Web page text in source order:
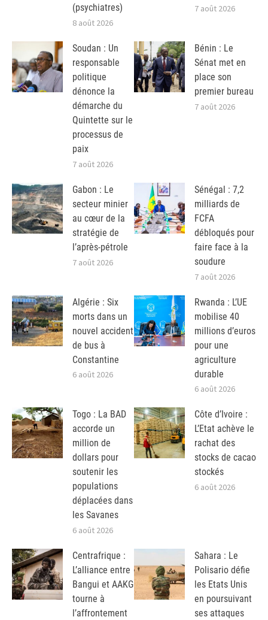
(psychiatres)
8 août 2026
7 août 2026
Soudan : Un
responsable
politique
dénonce la
démarche du
Quintette sur le
processus de
paix
7 août 2026
Bénin : Le
Sénat met en
place son
premier bureau
7 août 2026
Gabon : Le
secteur minier
au cœur de la
stratégie de
l’après-pétrole
7 août 2026
Sénégal : 7,2
milliards de
FCFA
débloqués pour
faire face à la
soudure
7 août 2026
Algérie : Six
morts dans un
nouvel accident
de bus à
Constantine
6 août 2026
Rwanda : L’UE
mobilise 40
millions d’euros
pour une
agriculture
durable
6 août 2026
Togo : La BAD
accorde un
million de
dollars pour
soutenir les
populations
déplacées dans
les Savanes
6 août 2026
Côte d’Ivoire :
L’Etat achève le
rachat des
stocks de cacao
stockés
6 août 2026
Centrafrique :
L’alliance entre
Bangui et AAKG
tourne à
l’affrontement
Sahara : Le
Polisario défie
les Etats Unis
en poursuivant
ses attaques